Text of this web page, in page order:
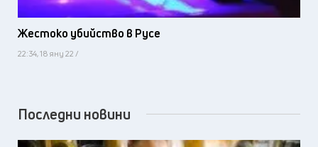
Жестоко убийство в Русе
22:34, 18 яну 22 /
Последни новини